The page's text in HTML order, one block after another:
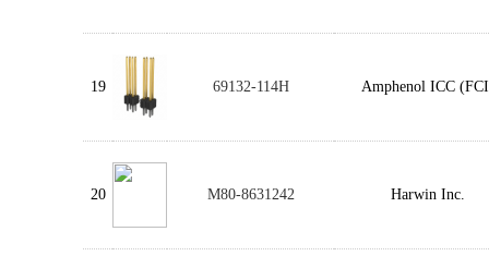
19 69132-114H Amphenol ICC
20 M80-8631242 Harwin Inc.